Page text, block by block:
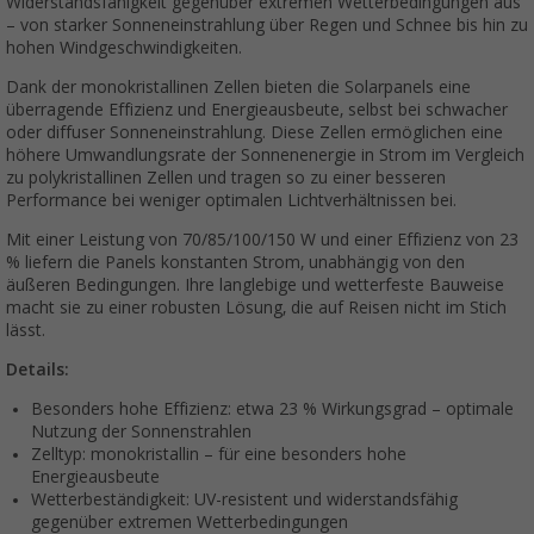
– von starker Sonneneinstrahlung über Regen und Schnee bis hin zu
hohen Windgeschwindigkeiten.
Dank der monokristallinen Zellen bieten die Solarpanels eine
überragende Effizienz und Energieausbeute, selbst bei schwacher
oder diffuser Sonneneinstrahlung. Diese Zellen ermöglichen eine
höhere Umwandlungsrate der Sonnenenergie in Strom im Vergleich
zu polykristallinen Zellen und tragen so zu einer besseren
Performance bei weniger optimalen Lichtverhältnissen bei.
Mit einer Leistung von 70/85/100/150 W und einer Effizienz von 23
% liefern die Panels konstanten Strom, unabhängig von den
äußeren Bedingungen. Ihre langlebige und wetterfeste Bauweise
macht sie zu einer robusten Lösung, die auf Reisen nicht im Stich
lässt.
Details:
Besonders hohe Effizienz: etwa 23 % Wirkungsgrad – optimale
Nutzung der Sonnenstrahlen
Zelltyp: monokristallin – für eine besonders hohe
Energieausbeute
Wetterbeständigkeit: UV-resistent und widerstandsfähig
gegenüber extremen Wetterbedingungen